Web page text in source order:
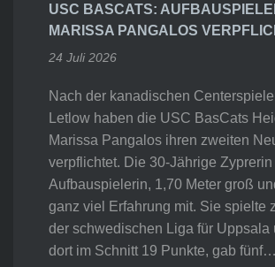
USC BASCATS:
MARISSA PANGALOS
24 Juli 2026
Nach der kanadischen
Letlow haben die USC BasCats
Marissa Pangalos ihren zweiten
verpflichtet. Die 30-Jährige Zyprerin
Aufbauspielerin, 1,70 Meter groß
ganz viel Erfahrung mit. Sie spielte
der schwedischen Liga für Uppsala
dort im Schnitt 19 Punkte, gab fünf…